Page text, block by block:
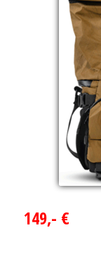
149,- €